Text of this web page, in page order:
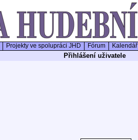
Projekty ve spolupráci JHD Fórum Kalendář
Přihlášení uživatele